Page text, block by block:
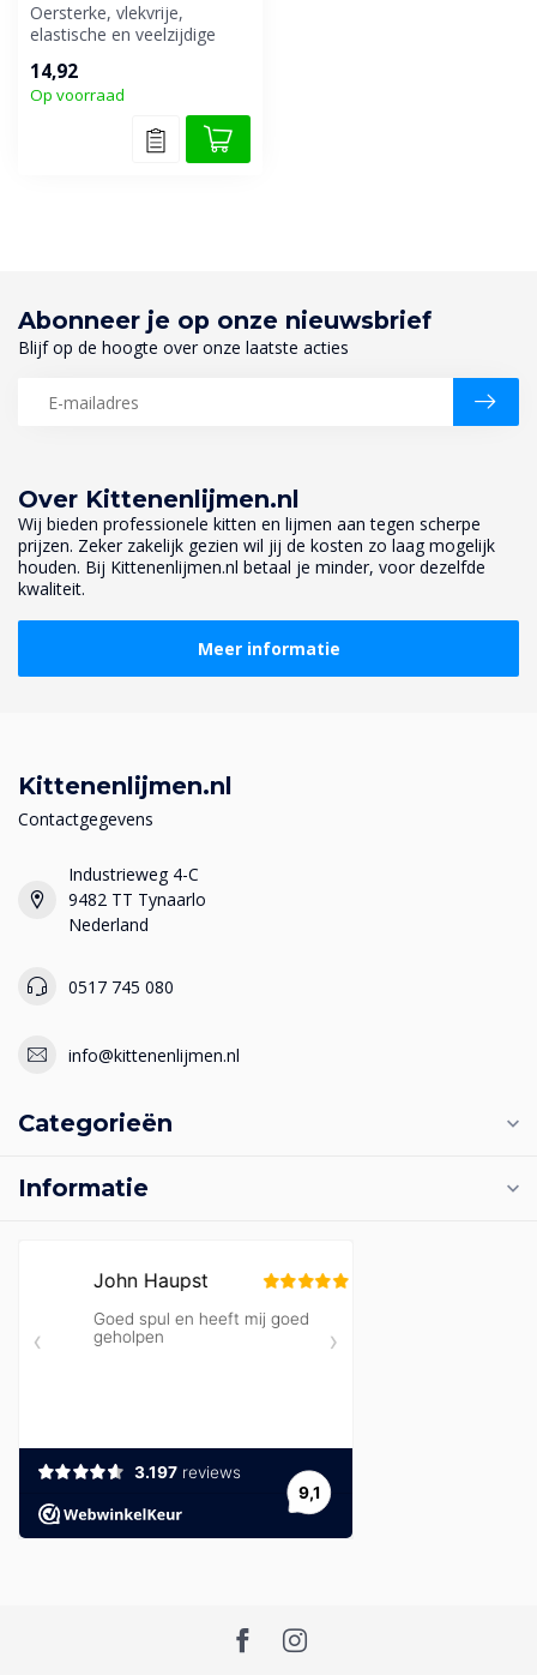
Oersterke, vlekvrije,
elastische en veelzijdige
montagelijm, ...
14,92
Op voorraad
Over Kittenenlijmen.nl
Wij bieden professionele kitten en lijmen aan tegen scherpe
prijzen. Zeker zakelijk gezien wil jij de kosten zo laag mogelijk
houden. Bij Kittenenlijmen.nl betaal je minder, voor dezelfde
kwaliteit.
Meer informatie
Abonneer je op onze nieuwsbrief
Blijf op de hoogte over onze laatste acties
Kittenenlijmen.nl
Contactgegevens
Industrieweg 4-C
9482 TT Tynaarlo
Nederland
0517 745 080
info@kittenenlijmen.nl
Categorieën
Informatie